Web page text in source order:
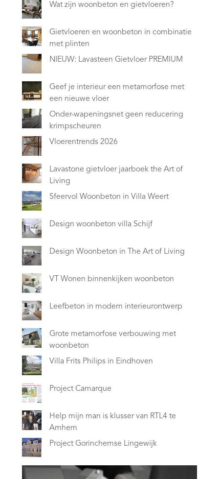
Wat zijn woonbeton en gietvloeren?
Gietvloeren en woonbeton in combinatie
met plinten
NIEUW: Lavasteen Gietvloer PREMIUM
Geef je interieur een metamorfose met
een nieuwe vloer
Onder-wapeningsnet geen reducering
krimpscheuren
Vloerentrends 2026
Lavastone gietvloer jaarboek the Art of
Living
Sfeervol Woonbeton in Villa Weert
Design woonbeton villa Schijf
Design Woonbeton in The Art of Living
VT Wonen binnenkijken woonbeton
Leefbeton in modern interieurontwerp
Grote metamorfose verbouwing met
woonbeton
Villa Frits Philips in Eindhoven
Project Camarque
Help mijn man is klusser van RTL4 te
Arnhem
Project Gorinchemse Lingewijk